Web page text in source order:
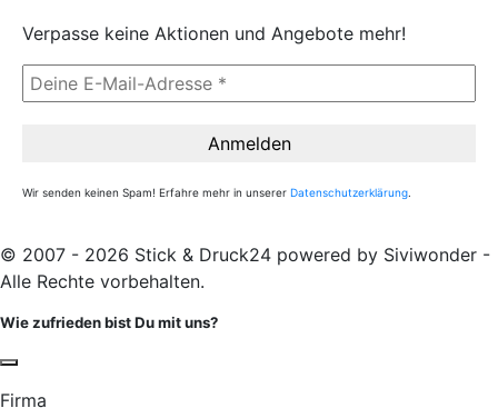
Verpasse keine Aktionen und Angebote mehr!
Wir senden keinen Spam! Erfahre mehr in unserer Datenschutzerklärung.
© 2007 - 2026 Stick & Druck24 powered by Siviwonder -
Alle Rechte vorbehalten.
Wie zufrieden bist Du mit uns?
Firma